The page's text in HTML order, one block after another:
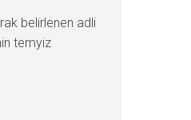
belirlenen adli
temyiz